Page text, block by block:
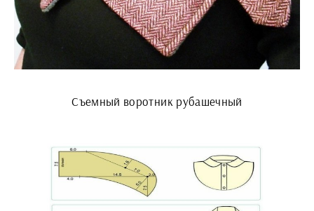
Съемный воротник рубашечный